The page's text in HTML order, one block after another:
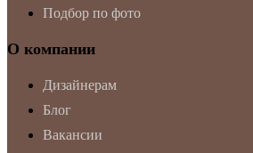
Подбор по фото
О компании
Дизайнерам
Блог
Вакансии